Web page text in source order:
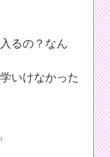
るの？なん
いけなかった